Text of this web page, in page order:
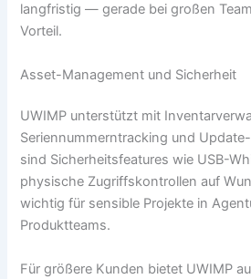
langfristig — gerade bei großen
Vorteil.
Asset-Management und Sicherheit
UWIMP unterstützt mit
Seriennummerntracking und
sind Sicherheitsfeatures wie USB-
physische Zugriffskontrollen auf
wichtig für sensible Projekte in
Produktteams.
Für größere Kunden bietet UWIMP